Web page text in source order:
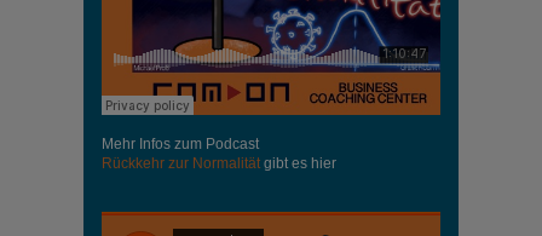
Mehr Infos zum Podcast
Rückkehr zur Normalitätgibt es hier